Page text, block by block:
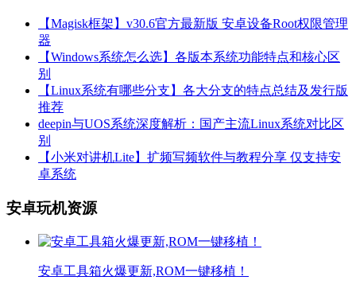
【Magisk框架】v30.6官方最新版 安卓设备Root权限管理
器
【Windows系统怎么选】各版本系统功能特点和核心区
别
【Linux系统有哪些分支】各大分支的特点总结及发行版
推荐
deepin与UOS系统深度解析：国产主流Linux系统对比区
别
【小米对讲机Lite】扩频写频软件与教程分享 仅支持安
卓系统
安卓玩机资源
安卓工具箱火爆更新,ROM一键移植！